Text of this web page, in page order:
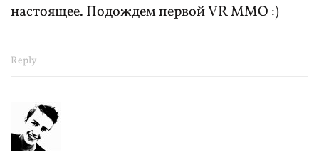
настоящее. Подождем первой VR MMO :)
Reply